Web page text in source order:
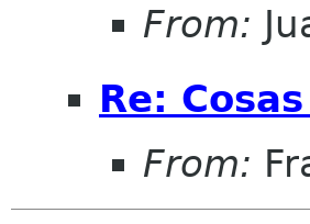
From:
Re:
From: